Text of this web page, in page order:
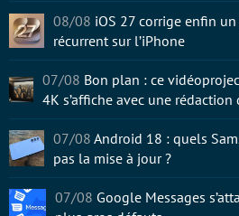
08/08 iOS 27 corrige enfin
récurrent sur l’iPhone
07/08 Bon plan : ce
4K s’affiche avec une
07/08 Android 18 : quels
pas la mise à jour ?
07/08 Google Messages